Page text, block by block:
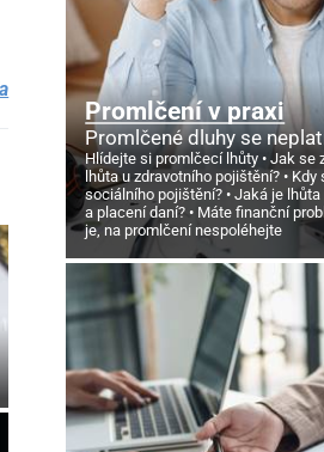
Promlčení v praxi
Promlčené dluhy se
Hlídejte si promlčecí lhůty
Jak se
lhůta u zdravotního pojištění?
Kdy
sociálního pojištění?
Jaká je
a placení daní?
Máte finanční
je, na promlčení nespoléhejte